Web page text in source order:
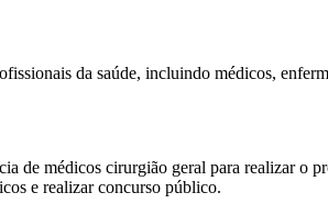
da saúde, incluindo médicos,
médicos cirurgião geral para realizar o
e realizar concurso público.